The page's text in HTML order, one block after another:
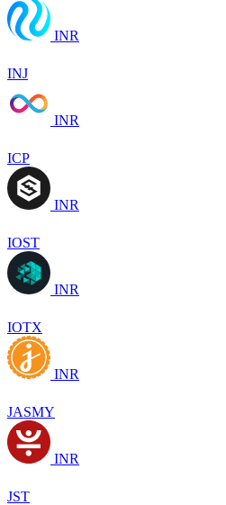
INR
INJ
INR
ICP
INR
IOST
INR
IOTX
INR
JASMY
INR
JST